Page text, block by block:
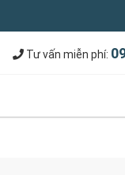
Tư vấn miễn phí: